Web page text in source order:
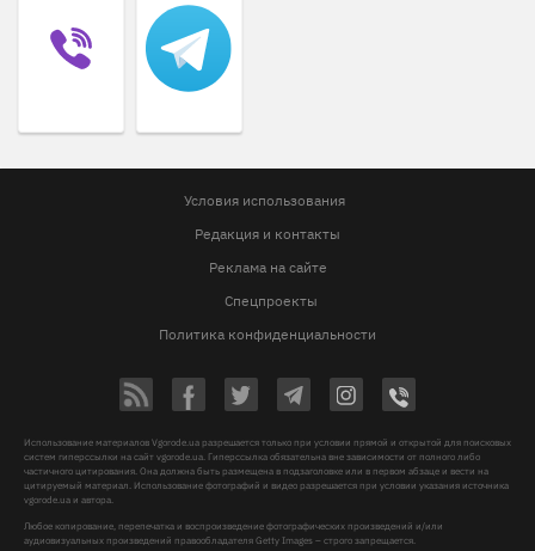
Условия использования
Редакция и контакты
Реклама на сайте
Спецпроекты
Политика конфиденциальности
Использование материалов Vgorode.ua разрешается только при условии прямой и открытой для поисковых
систем гиперссылки на сайт vgorode.ua. Гиперссылка обязательна вне зависимости от полного либо
частичного цитирования. Она должна быть размещена в подзаголовке или в первом абзаце и вести на
цитируемый материал. Использование фотографий и видео разрешается при условии указания источника
vgorode.ua и автора.
Любое копирование, перепечатка и воспроизведение фотографических произведений и/или
аудиовизуальных произведений правообладателя Getty Images – строго запрещается.